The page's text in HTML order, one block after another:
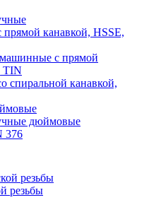
канавкой, HSSE,
с прямой
TIN
канавкой,
дюймовые
376
резьбы
резьбы